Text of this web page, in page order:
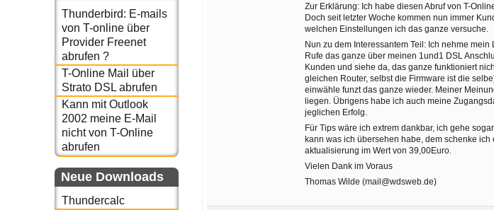
Thunderbird: E-mails
von T-online über
Provider Freenet
abrufen ?
T-Online Mail über
Strato DSL abrufen
Kann mit Outlook
2002 meine E-Mail
nicht von T-Online
abrufen
Neue Downloads
Thundercalc
Zur Erklärung: Ich habe diesen Abruf von T-
Doch seit letzter Woche kommen nun immer
welchen Einstellungen ich das ganze versuche.
Nun zu dem Interessantem Teil: Ich nehme
Rufe das ganze über meinen 1und1 DSL
Kunden und siehe da, das ganze funktioniert
gleichen Router, selbst die Firmware ist die
einwähle funzt das ganze wieder. Meiner
liegen. Übrigens habe ich auch meine
jeglichen Erfolg.
Für Tips wäre ich extrem dankbar, ich gehe
kann was ich übersehen habe, dem schenke
aktualisierung im Wert von 39,00Euro.
Vielen Dank im Voraus
Thomas Wilde (mail@wdsweb.de)